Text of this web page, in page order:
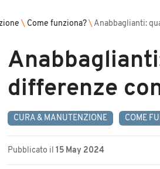
\ Come funziona? \ Anabbaglianti:
differenze
CURA & MANUTENZIONE COME
Pubblicato il 15 May 2024